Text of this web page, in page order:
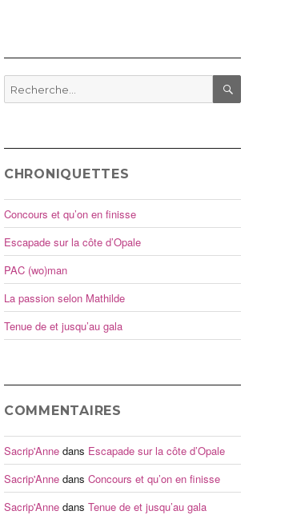
Recherche
pour
CHRONIQUETTES
Concours et qu’on en finisse
Escapade sur la côte d’Opale
PAC (wo)man
La passion selon Mathilde
Tenue de et jusqu’au gala
COMMENTAIRES
Sacrip'Annedans Escapade sur la côte d’Opale
Sacrip'Annedans Concours et qu’on en finisse
Sacrip'Annedans Tenue de et jusqu’au gala